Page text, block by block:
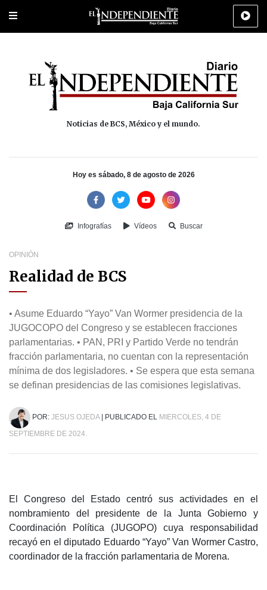
Portada Los Cabos Policiaca Deportes Cultura
Noticias de BCS, México y el mundo.
Hoy es sábado, 8 de agosto de 2026
Infografías Vídeos Buscar
OPINIÓN
Realidad de BCS
• Asume Eduardo “Yayo” Van Wormer presidencia de la
JUGOCOPO del Congreso y se establecen fracciones
parlamentarias. • PAN, PRI y Partido Verde no tendrán
fracción parlamentaria, no cuentan con la representación
mínima de dos legisladores. • Se espera que esta semana
se definan presidencias de las comisiones legislativas.
POR: JESUS OJEDA| PUBLICADO EL MIERCOLES, 4 DE
SEPTIEMBRE DE 2024.
El Congreso del Estado centró sus actividades en el
nombramiento del presidente de la Junta Gobierno y
Coordinación Política (JUGOPO) cuya responsabilidad
recayó en el diputado Eduardo “Yayo” Van Wormer Castro,
coordinador de la fracción parlamentaria de Morena.